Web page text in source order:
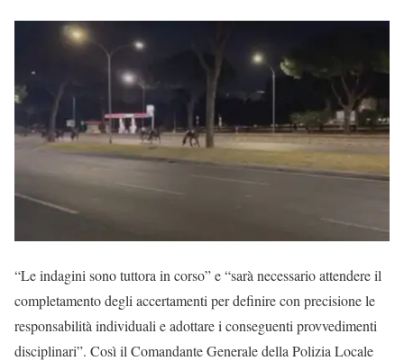
“Le indagini sono tuttora in corso” e “sarà necessario attendere il
completamento degli accertamenti per definire con precisione le
responsabilità individuali e adottare i conseguenti provvedimenti
disciplinari”. Così il Comandante Generale della Polizia Locale